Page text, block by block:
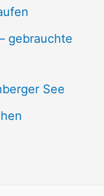
gebrauchte
See